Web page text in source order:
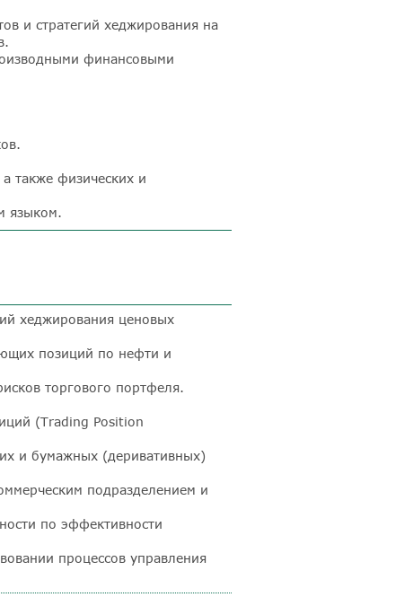
и стратегий хеджирования на
финансовыми
.
также физических и
языком.
хеджирования ценовых
позиций по нефти и
торгового портфеля.
(Trading Position
и бумажных (деривативных)
подразделением и
по эффективности
процессов управления